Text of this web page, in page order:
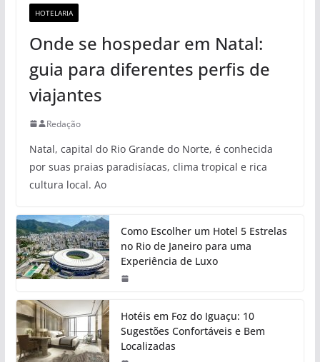
HOTELARIA
Onde se hospedar em Natal:
guia para diferentes perfis de
viajantes
Redação
Natal, capital do Rio Grande do Norte, é conhecida
por suas praias paradisíacas, clima tropical e rica
cultura local. Ao
Como Escolher um Hotel 5 Estrelas
no Rio de Janeiro para uma
Experiência de Luxo
Hotéis em Foz do Iguaçu: 10
Sugestões Confortáveis e Bem
Localizadas